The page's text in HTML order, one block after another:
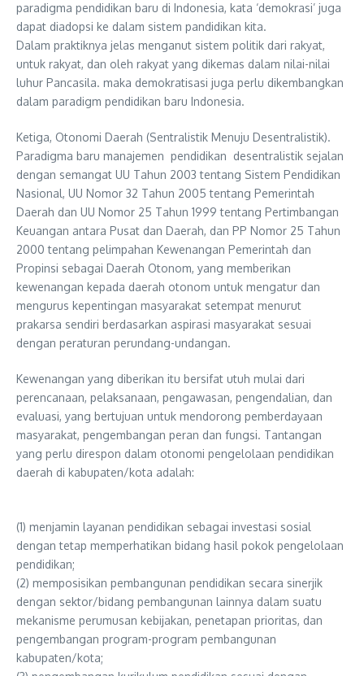
paradigma pendidikan baru di Indonesia, kata ‘demokrasi’ juga
dapat diadopsi ke dalam sistem pandidikan kita.
Dalam praktiknya jelas menganut sistem politik dari rakyat,
untuk rakyat, dan oleh rakyat yang dikemas dalam nilai-nilai
luhur Pancasila. maka demokratisasi juga perlu dikembangkan
dalam paradigm pendidikan baru Indonesia.
Ketiga, Otonomi Daerah (Sentralistik Menuju Desentralistik).
Paradigma baru manajemen pendidikan desentralistik sejalan
dengan semangat UU Tahun 2003 tentang Sistem Pendidikan
Nasional, UU Nomor 32 Tahun 2005 tentang Pemerintah
Daerah dan UU Nomor 25 Tahun 1999 tentang Pertimbangan
Keuangan antara Pusat dan Daerah, dan PP Nomor 25 Tahun
2000 tentang pelimpahan Kewenangan Pemerintah dan
Propinsi sebagai Daerah Otonom, yang memberikan
kewenangan kepada daerah otonom untuk mengatur dan
mengurus kepentingan masyarakat setempat menurut
prakarsa sendiri berdasarkan aspirasi masyarakat sesuai
dengan peraturan perundang-undangan.
Kewenangan yang diberikan itu bersifat utuh mulai dari
perencanaan, pelaksanaan, pengawasan, pengendalian, dan
evaluasi, yang bertujuan untuk mendorong pemberdayaan
masyarakat, pengembangan peran dan fungsi. Tantangan
yang perlu direspon dalam otonomi pengelolaan pendidikan
daerah di kabupaten/kota adalah:
(1) menjamin layanan pendidikan sebagai investasi sosial
dengan tetap memperhatikan bidang hasil pokok pengelolaan
pendidikan;
(2) memposisikan pembangunan pendidikan secara sinerjik
dengan sektor/bidang pembangunan lainnya dalam suatu
mekanisme perumusan kebijakan, penetapan prioritas, dan
pengembangan program-program pembangunan
kabupaten/kota;